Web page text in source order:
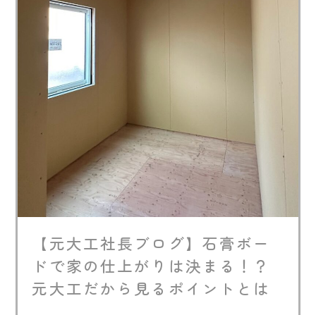
【元大工社長ブログ】石膏ボー
ドで家の仕上がりは決まる！？
元大工だから見るポイントとは